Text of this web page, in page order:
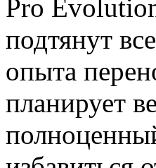
Pro
подтянут
опыта
планирует